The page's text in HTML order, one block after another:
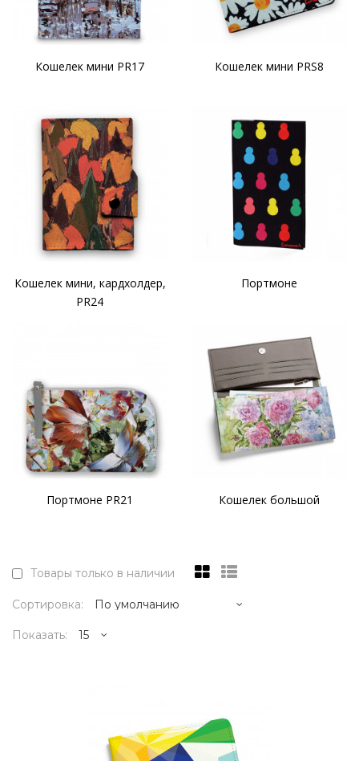
Кошелек мини PR17 Кошелек мини PRS8
Кошелек мини, кардхолдер,
PR24
Портмоне
Портмоне PR21 Кошелек большой
Товары только в наличии
Сортировка:
Показать:
..